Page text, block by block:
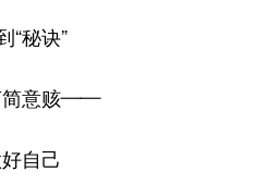
“秘诀”
简意赅——
自己